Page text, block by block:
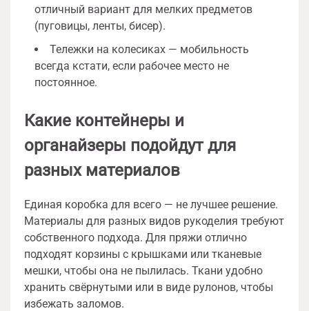
отличный вариант для мелких предметов
(пуговицы, ленты, бисер).
Тележки на колесиках — мобильность
всегда кстати, если рабочее место не
постоянное.
Какие контейнеры и
органайзеры подойдут для
разных материалов
Единая коробка для всего — не лучшее решение.
Материалы для разных видов рукоделия требуют
собственного подхода. Для пряжи отлично
подходят корзины с крышками или тканевые
мешки, чтобы она не пылилась. Ткани удобно
хранить свёрнутыми или в виде рулонов, чтобы
избежать заломов.